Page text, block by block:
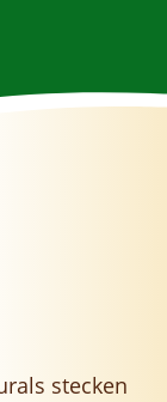
stecken